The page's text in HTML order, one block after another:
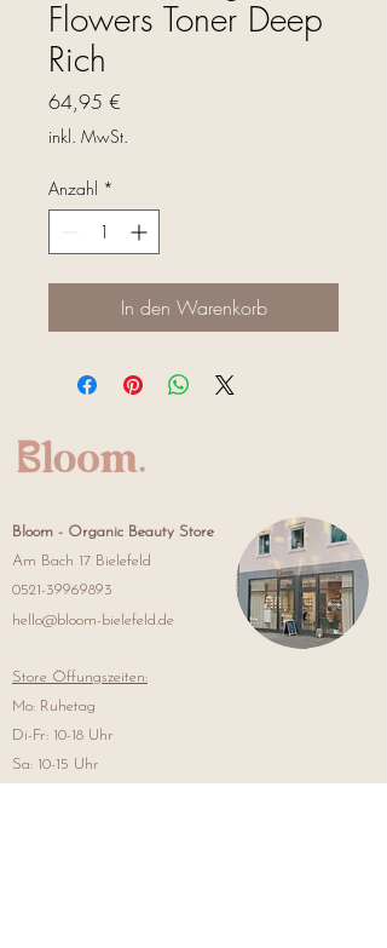
Flowers Toner Deep
Rich
64,95 €
inkl. MwSt.
Anzahl *
In den Warenkorb
Bloom - Organic Beauty Store
Am Bach 17 Bielefeld
0521-39969893
hello@bloom-bielefeld.de
Store Öffungszeiten:
Mo: Ruhetag
Di-Fr: 10-18 Uhr
Sa: 10-15 Uhr